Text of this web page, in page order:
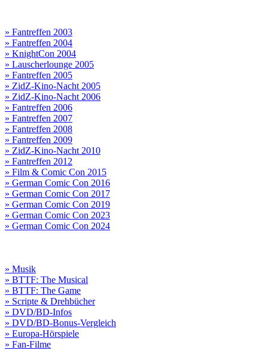
» Fantreffen 2003
» Fantreffen 2004
» KnightCon 2004
» Lauscherlounge 2005
» Fantreffen 2005
» ZidZ-Kino-Nacht 2005
» ZidZ-Kino-Nacht 2006
» Fantreffen 2006
» Fantreffen 2007
» Fantreffen 2008
» Fantreffen 2009
» ZidZ-Kino-Nacht 2010
» Fantreffen 2012
» Film & Comic Con 2015
» German Comic Con 2016
» German Comic Con 2017
» German Comic Con 2019
» German Comic Con 2023
» German Comic Con 2024
» Musik
» BTTF: The Musical
» BTTF: The Game
» Scripte & Drehbücher
» DVD/BD-Infos
» DVD/BD-Bonus-Vergleich
» Europa-Hörspiele
» Fan-Filme